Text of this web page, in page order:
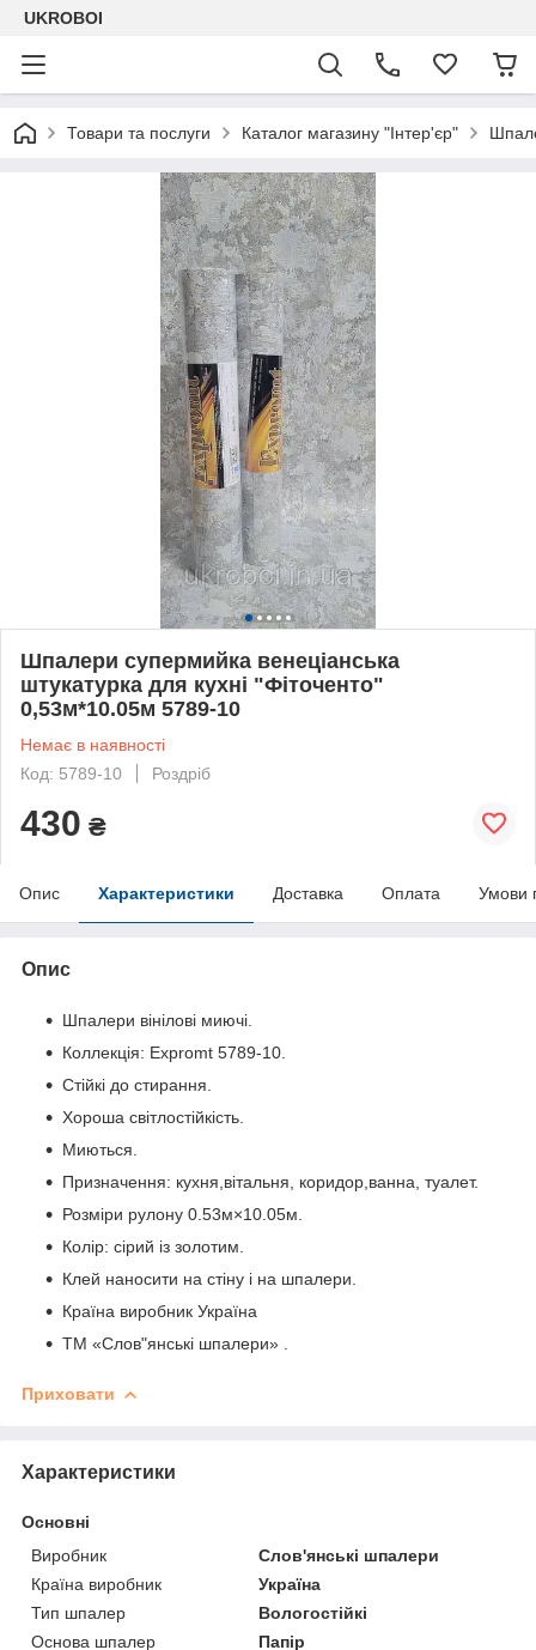
UKROBOI
Товари та послуги Каталог магазину "Інтер'єр"
Шпалери супермийка венеціанська
штукатурка для кухні "Фіточенто"
0,53м*10.05м 5789-10
Немає в наявності
Код: 5789-10
Роздріб
430 ₴
Опис Характеристики Доставка Оплата Умови
Опис
Шпалери вінілові миючі.
Коллекція: Expromt 5789-10.
Стійкі до стирання.
Хороша світлостійкість.
Миються.
Призначення: кухня,вітальня, коридор,ванна, туалет.
Розміри рулону 0.53м×10.05м.
Колір: сірий із золотим.
Клей наносити на стіну і на шпалери.
Країна виробник Україна
ТМ «Слов"янські шпалери» .
Приховати
Характеристики
Основні
Виробник
Слов'янські шпалери
Країна виробник
Україна
Тип шпалер
Вологостійкі
Основа шпалер
Папір